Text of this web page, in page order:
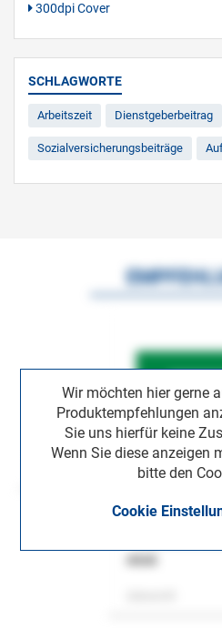
300dpi Cover
SCHLAGWORTE
Arbeitszeit Dienstgeberbeitrag
Sozialversicherungsbeiträge
Wir möchten hier gerne
Produktempfehlungen
Sie uns hierfür keine
Wenn Sie diese anzeigen
bitte den
Cookie